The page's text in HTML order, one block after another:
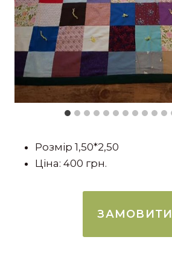
Розмір 1,50*2,50
Ціна: 400 грн.
ЗАМОВИТИ